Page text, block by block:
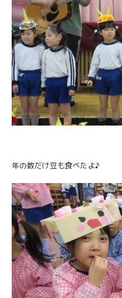
年の数だけ豆も食べたよ♪